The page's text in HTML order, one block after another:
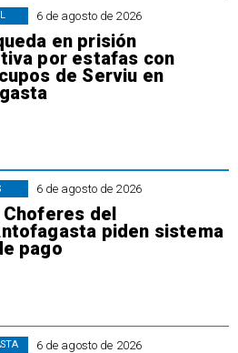
6 de agosto de 2026
en prisión
por estafas con
de Serviu en
6 de agosto de 2026
del
piden sistema
pago
6 de agosto de 2026